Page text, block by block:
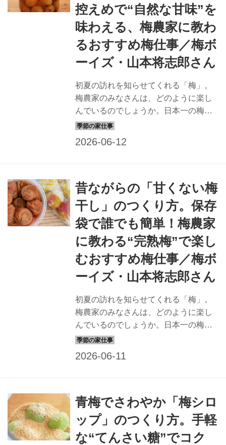
控えめで“自然な甘味”を
味わえる、梅農家に教わ
るおすすめ梅仕事／梅ボ
ーイズ・山本将志郎さん
初夏の訪れを知らせてくれる「梅」。
梅農家のみなさんは、どのように楽し
んでいるのでしょうか。日本一の梅の
産地・和歌山県みなべ町で活動してい
は少なめ、梅本来の自然な甘味を感じ
られるレシピです。
昔ながらの「甘くない梅
干し」のつくり方。保存
袋で誰でも簡単！梅農家
に教わる“完熟梅”で楽し
むおすすめ梅仕事／梅ボ
ーイズ・山本将志郎さん
初夏の訪れを知らせてくれる「梅」。
梅農家のみなさんは、どのように楽し
んでいるのでしょうか。日本一の梅の
産地・和歌山県みなべ町で活動してい
方。ジッパー付き保存袋を使った、だ
れでも簡単につくれるレシピです。
青梅でさわやか「梅シロ
ップ」のつくり方。手軽
な“てんさい糖”でコク